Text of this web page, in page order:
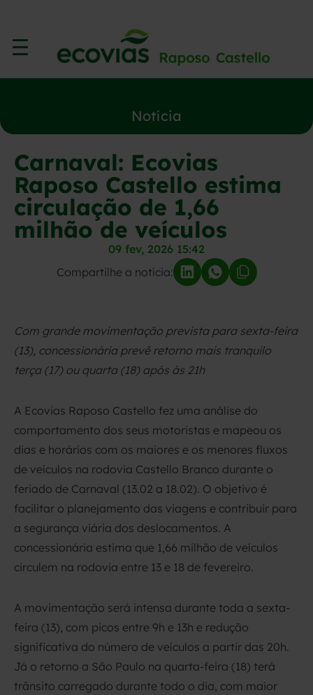
Notícia
Carnaval: Ecovias
Raposo Castello estima
circulação de 1,66
milhão de veículos
09 fev, 2026 15:42
Compartilhe a notícia:
Com grande movimentação prevista para sexta-feira
(13), concessionária prevê retorno mais tranquilo
terça (17) ou quarta (18) após às 21h
A Ecovias Raposo Castello fez uma análise do
comportamento dos seus motoristas e mapeou os
dias e horários com os maiores e os menores fluxos
de veículos na rodovia Castello Branco durante o
feriado de Carnaval (13.02 a 18.02). O objetivo é
facilitar o planejamento das viagens e contribuir para
a segurança viária dos deslocamentos. A
concessionária estima que 1,66 milhão de veículos
circulem na rodovia entre 13 e 18 de fevereiro.
A movimentação será intensa durante toda a sexta-
feira (13), com picos entre 9h e 13h e redução
significativa do número de veículos a partir das 20h.
Já o retorno a São Paulo na quarta-feira (18) terá
trânsito carregado durante todo o dia, com maior